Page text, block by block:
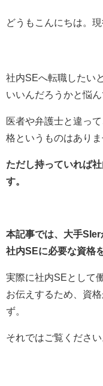
どうもこんにちは。
社内SEへ転職したい
いいんだろうかと悩ん
医者や弁護士と違っ
格というものはありま
ただし持っていれば
す。
本記事では、大手
社内SEに必要な資格
実際に社内SEとして
お伝えするため、資
ず。
それではご覧ください